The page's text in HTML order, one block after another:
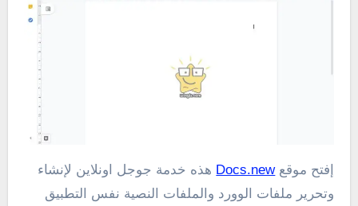
إفتح موقعDocs.new هذه خدمة جوجل اونلاين لإنشاء
وتحرير ملفات الوورد والملفات النصية نفس التطبيق